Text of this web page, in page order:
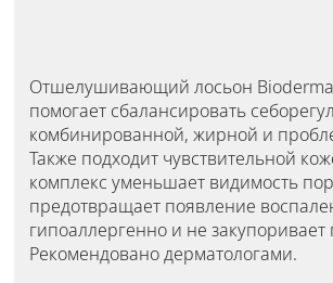
Отшелушивающий лосьон
помогает сбалансировать
комбинированной, жирной и
Также подходит чувствительной
комплекс уменьшает видимость
предотвращает появление
гипоаллергенно и не
Рекомендовано дерматологами.